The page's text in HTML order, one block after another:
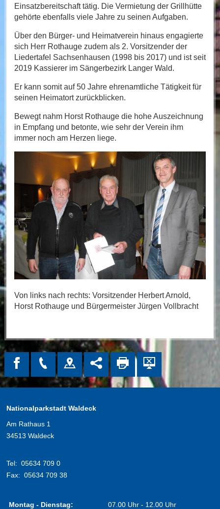
Einsatzbereitschaft tätig. Die Vermietung der Grillhütte
gehörte ebenfalls viele Jahre zu seinen Aufgaben.
Über den Bürger- und Heimatverein hinaus engagierte
sich Herr Rothauge zudem als 2. Vorsitzender der
Liedertafel Sachsenhausen (1998 bis 2017) und ist seit
2019 Kassierer im Sängerbezirk Langer Wald.
Er kann somit auf 50 Jahre ehrenamtliche Tätigkeit für
seinen Heimatort zurückblicken.
Bewegt nahm Horst Rothauge die hohe Auszeichnung
in Empfang und betonte, wie sehr der Verein ihm
immer noch am Herzen liege.
Von links nach rechts: Vorsitzender Herbert Arnold,
Horst Rothauge und Bürgermeister Jürgen Vollbracht
Nationalparkstadt Waldeck
Am Rathaus 1
34513 Waldeck
Tel: 05634 709 0
Fax: 05634 709 38
Montag - Dienstag: 07.00 Uhr - 12.00 Uhr